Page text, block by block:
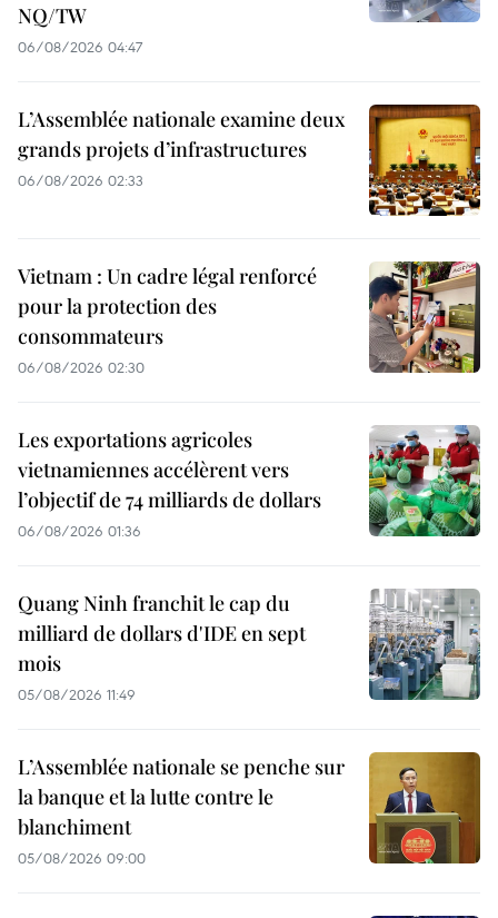
NQ/TW
06/08/2026 04:47
L’Assemblée nationale examine deux
grands projets d’infrastructures
06/08/2026 02:33
Vietnam : Un cadre légal renforcé
pour la protection des
consommateurs
06/08/2026 02:30
Les exportations agricoles
vietnamiennes accélèrent vers
l’objectif de 74 milliards de dollars
06/08/2026 01:36
Quang Ninh franchit le cap du
milliard de dollars d'IDE en sept
mois
05/08/2026 11:49
L’Assemblée nationale se penche sur
la banque et la lutte contre le
blanchiment
05/08/2026 09:00